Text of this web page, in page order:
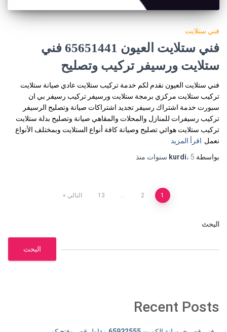
فني ستلايت
فني ستلايت العيون 65651441 فني
ستلايت ورسيفر تركيب وتصليح
فني ستلايت العيون نقدم لكم خدمة تركيب ستلايت عادي صيانة ستلايت
تركيب ستلايت مركزي برمجة ستلايت ورسيفر تركيب رسيفر بي ان
سبورت خدمة اشتراك رسيفر تجديد اشتراكات صيانة وتصليح الرسيفر
تركيب رسيفرات للمنازل والمحلات والمقاهي صيانة وتصليح بدلة ستلايت
تركيب ستلايت هوائي تصليح وصيانة كافة أنواع الستلايت وبمختلف الأنواع
نعمل اقرأ المزيد
بواسطة
kurdi، 5 سنوات منذ
صفحات
1
2
13 التالي
البحث
البحث
Recent Posts